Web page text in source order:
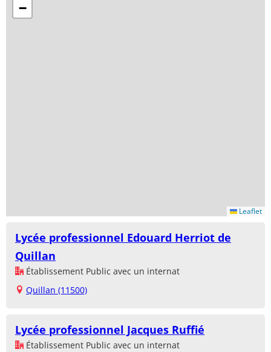
−
Leaflet
Lycée professionnel Edouard Herriot de
Quillan
Établissement Public avec un internat
Quillan (11500)
Lycée professionnel Jacques Ruffié
Établissement Public avec un internat